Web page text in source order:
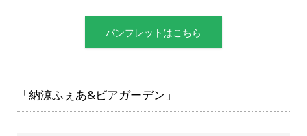
パンフレットはこちら
「納涼ふぇあ&ビアガーデン」